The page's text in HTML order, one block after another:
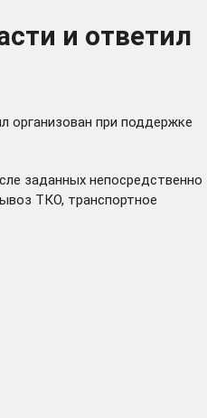
и ответил
организован при поддержке
заданных непосредственно
ТКО, транспортное